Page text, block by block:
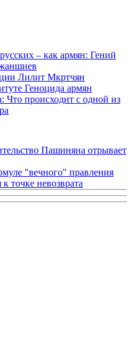
– как армян: Гений
Лилит Мкртчян
Геноцида армян
Что происходит с одной из
Пашиняна отрывает
"вечного" правления
невозврата